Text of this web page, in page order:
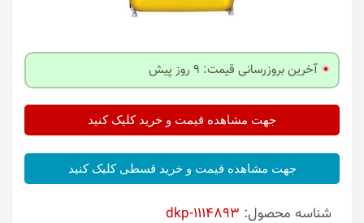
آخرین بروزرسانی قیمت: 9 روز پیش
جهت مشاهده قیمت و خرید کلیک کنید
جهت مشاهده قیمت و خرید قسطی کلیک کنید
شناسه محصول: dkp-1114893